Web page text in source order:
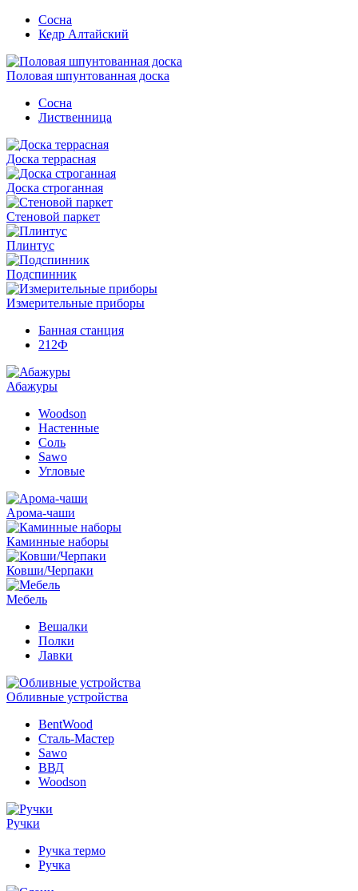
Сосна
Кедр Алтайский
Половая шпунтованная доска
Сосна
Лиственница
Доска террасная
Доска строганная
Стеновой паркет
Плинтус
Подспинник
Измерительные приборы
Банная станция
212Ф
Абажуры
Woodson
Настенные
Соль
Sawo
Угловые
Арома-чаши
Каминные наборы
Ковши/Черпаки
Мебель
Вешалки
Полки
Лавки
Обливные устройства
BentWood
Сталь-Мастер
Sawo
ВВД
Woodson
Ручки
Ручка термо
Ручка